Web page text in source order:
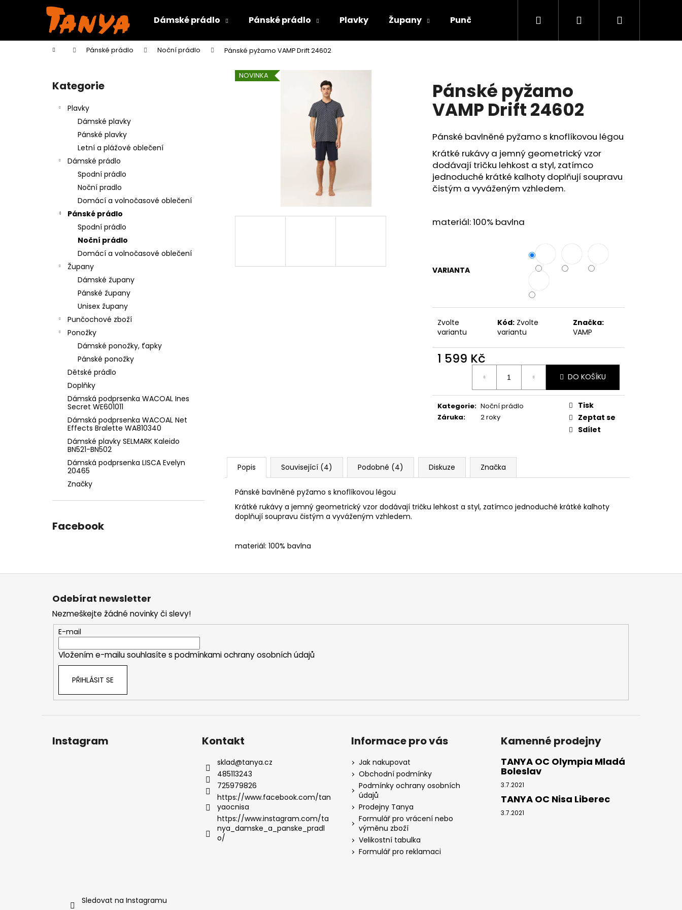
Dámské prádlo Pánské prádlo Plavky Župany Punčochové zboží Ponožky Dětské prádlo
Hledat PřihlášeníNákupní
Domů Pánské prádlo Noční prádlo Pánské pyžamo VAMP Drift 24602
Přeskočit
kategorie
Kategorie
Plavky
Dámské plavky
Pánské plavky
Letní a plážové oblečení
Dámské prádlo
Spodní prádlo
Noční pradlo
Domácí a volnočasové oblečení
Pánské prádlo
Spodní prádlo
Noční prádlo
Domácí a volnočasové oblečení
Župany
Dámské župany
Pánské župany
Unisex župany
Punčochové zboží
Ponožky
Dámské ponožky, ťapky
Pánské ponožky
Dětské prádlo
Doplňky
Dámská podprsenka WACOAL Ines
Secret WE601011
Dámská podprsenka WACOAL Net
Effects Bralette WA810340
Dámské plavky SELMARK Kaleido
BN521-BN502
Dámská podprsenka LISCA Evelyn
20465
Značky
Facebook
Pánské pyžamo
VAMP Drift 24602
Pánské bavlněné pyžamo s knoflíkovou légou
Krátké rukávy a jemný geometrický vzor
dodávají tričku lehkost a styl, zatímco
jednoduché krátké kalhoty doplňují soupravu
čistým a vyváženým vzhledem.
materiál: 100% bavlna
VARIANTA
Zvolte
variantu
Kód: Zvolte
variantu
Značka:
VAMP
1 599 Kč
DO KOŠÍKU
Kategorie: Noční prádlo
Záruka: 2 roky
Tisk
Zeptat se
Sdílet
NOVINKA
Popis Související (4) Podobné (4) Diskuze Značka
Pánské bavlněné pyžamo s knoflíkovou légou
Krátké rukávy a jemný geometrický vzor dodávají tričku lehkost a styl, zatímco jednoduché krátké kalhoty
doplňují soupravu čistým a vyváženým vzhledem.
materiál: 100% bavlna
í
Zpět
do
Zpět
do
Co potřebujete najít?
Doporučujeme
Z
Odebírat newsletter
Nezmeškejte žádné novinky či slevy!
E-mail
Vložením e-mailu souhlasíte s podmínkami ochrany osobních údajů
PŘIHLÁSIT SE
Instagram
Sledovat na Instagramu
Kontakt
sklad@tanya.cz
485113243
725979826
https://www.facebook.com/tan
yaocnisa
https://www.instagram.com/ta
nya_damske_a_panske_pradl
o/
Informace pro vás
Jak nakupovat
Obchodní podmínky
Podmínky ochrany osobních
údajů
Prodejny Tanya
Formulář pro vrácení nebo
výměnu zboží
Velikostní tabulka
Formulář pro reklamaci
Kamenné prodejny
TANYA OC Olympia Mladá
Boleslav
3.7.2021
TANYA OC Nisa Liberec
3.7.2021